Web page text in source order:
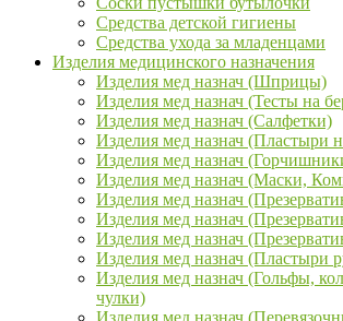
Средства детской гигиены
Средства ухода за младенцами
Изделия медицинского назначения
Изделия мед назнач (Шприцы)
Изделия мед назнач (Тесты на
Изделия мед назнач (Салфетки)
Изделия мед назнач (Пластыри
Изделия мед назнач
Изделия мед назнач (Маски,
Изделия мед назнач
Изделия мед назнач
Изделия мед назнач
Изделия мед назнач (Пластыри
Изделия мед назнач (Гольфы,
чулки)